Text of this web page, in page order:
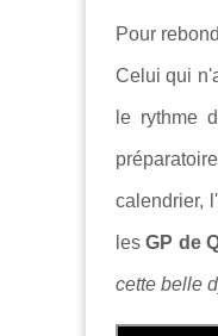
Pour
Celui qui
le rythme
calendrier,
lesGP de
cette belle